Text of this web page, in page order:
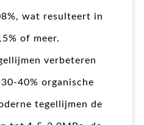
wat resulteert in
of meer.
verbeteren
40% organische
tegellijmen de